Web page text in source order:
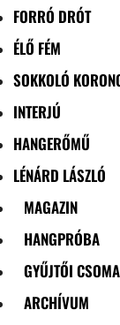
FORRÓ DRÓT
ÉLŐ FÉM
SOKKOLÓ
INTERJÚ
HANGERŐMŰ
LÉNÁRD LÁSZLÓ
MAGAZIN
HANGPRÓBA
GYŰJTŐI
ARCHÍVUM